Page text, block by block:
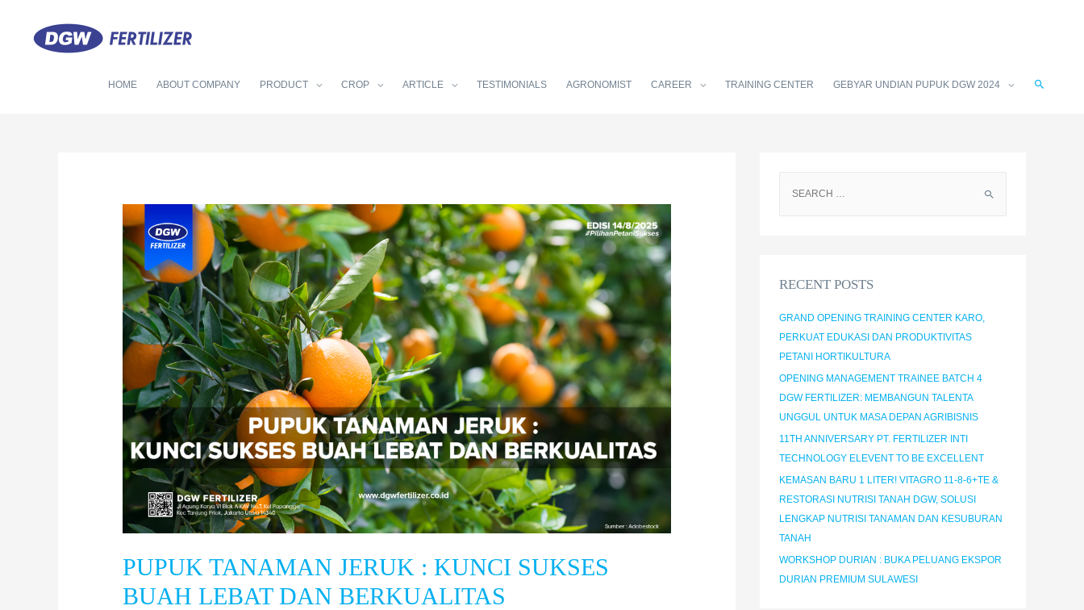
HOME ABOUT COMPANY PRODUCT CROP ARTICLE TESTIMONIALS AGRONOMIST CAREER TRAINING CENTER GEBYAR UNDIAN PUPUK DGW 2024
PUPUK TANAMAN JERUK : KUNCI SUKSES
BUAH LEBAT DAN BERKUALITAS
RECENT POSTS
GRAND OPENING TRAINING CENTER KARO,
PERKUAT EDUKASI DAN PRODUKTIVITAS
PETANI HORTIKULTURA
OPENING MANAGEMENT TRAINEE BATCH 4
DGW FERTILIZER: MEMBANGUN TALENTA
UNGGUL UNTUK MASA DEPAN AGRIBISNIS
11TH ANNIVERSARY PT. FERTILIZER INTI
TECHNOLOGY ELEVENT TO BE EXCELLENT
KEMASAN BARU 1 LITER! VITAGRO 11-8-6+TE &
RESTORASI NUTRISI TANAH DGW, SOLUSI
LENGKAP NUTRISI TANAMAN DAN KESUBURAN
TANAH
WORKSHOP DURIAN : BUKA PELUANG EKSPOR
DURIAN PREMIUM SULAWESI